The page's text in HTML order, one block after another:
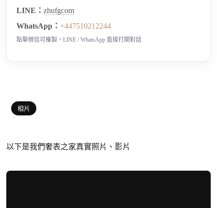
LINE：zhufgcom
WhatsApp：+447510212244
點擊微信可複製，LINE / WhatsApp 直接打開對話
相片
以下是我們奢表之家真實照片、影片